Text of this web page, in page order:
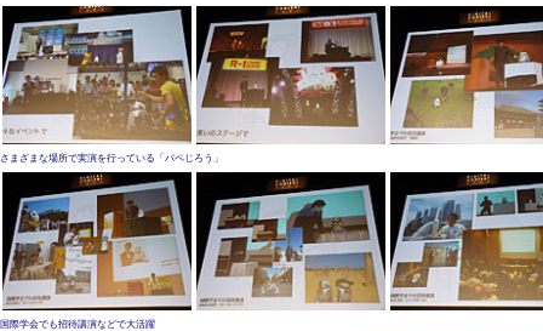
さまざまな場所で実演を行っている「パペじろう」
国際学会でも招待講演などで大活躍